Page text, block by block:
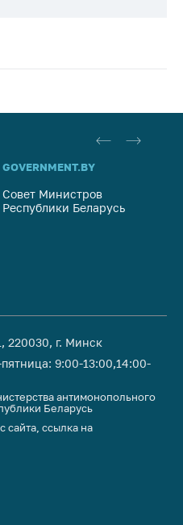
GOVERNMENT.BY
Совет Министров
Республики Беларусь
220030, г. Минск
9:00-13:00,14:00-
антимонопольного
Беларусь
ссылка на